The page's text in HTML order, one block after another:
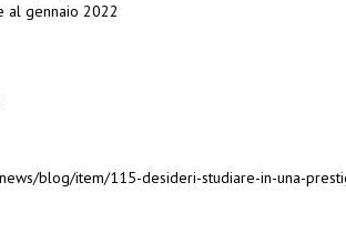
al gennaio 2022
blog/item/115-desideri-studiare-in-una-